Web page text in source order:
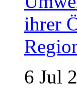
ihrer
6 Jul